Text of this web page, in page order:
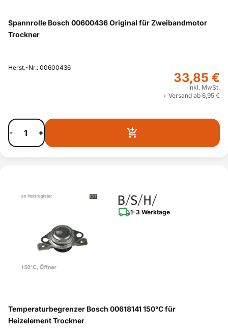
Spannrolle Bosch 00600436 Original für Zweibandmotor
Trockner
Herst.-Nr.: 00600436
33,85 €
inkl. MwSt.
+ Versand ab 6,95 €
- +
1-3 Werktage
Temperaturbegrenzer Bosch 00618141 150°C für
Heizelement Trockner